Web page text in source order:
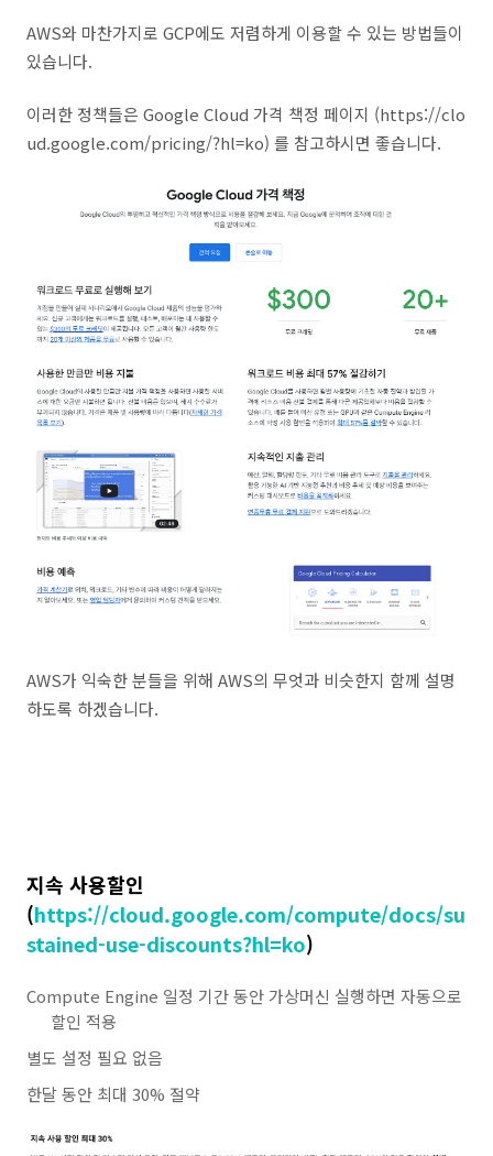
AWS와 마찬가지로 GCP에도 저렴하게 이용할 수 있는 방법들이
있습니다.
이러한 정책들은 Google Cloud 가격 책정 페이지 (https://clo
ud.google.com/pricing/?hl=ko) 를 참고하시면 좋습니다.
AWS가 익숙한 분들을 위해 AWS의 무엇과 비슷한지 함께 설명
하도록 하겠습니다.
지속 사용할인
(https://cloud.google.com/compute/docs/su
stained-use-discounts?hl=ko)
Compute Engine 일정 기간 동안 가상머신 실행하면 자동으로
할인 적용
별도 설정 필요 없음
한달동안 최대 30% 절약